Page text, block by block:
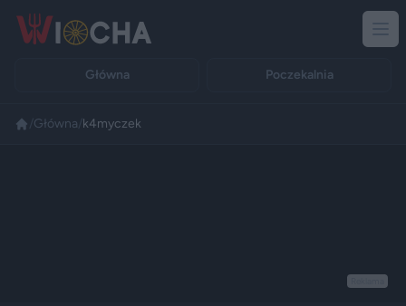
Główna Poczekalnia
Główna k4myczek